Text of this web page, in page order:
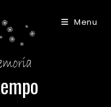
Menu